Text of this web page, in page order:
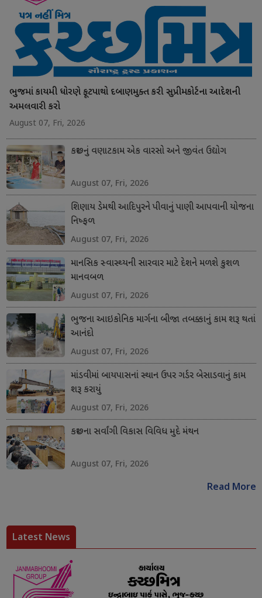
ભુજમાં કાયમી ધોરણે ફૂટપાથો દબાણમુક્ત કરી સુપ્રીમકોર્ટના આદેશની
અમલવારી કરો
August 07, Fri, 2026
કચ્છનું વણાટકામ એક વારસો અને જીવંત ઉદ્યોગ
August 07, Fri, 2026
શિણાય ડેમથી આદિપુરને પીવાનું પાણી આપવાની યોજના
નિષ્ફળ
August 07, Fri, 2026
માનસિક સ્વાસ્થ્યની સારવાર માટે દેશને મળશે કુશળ
માનવબળ
August 07, Fri, 2026
ભુજના આઇકોનિક માર્ગના બીજા તબક્કાનું કામ શરૂ થતાં
આનંદો
August 07, Fri, 2026
માંડવીમાં બાયપાસનાં સ્થાન ઉપર ગર્ડર બેસાડવાનું કામ
શરૂ કરાયું
August 07, Fri, 2026
કચ્છના સર્વાંગી વિકાસ વિવિધ મુદે મંથન
August 07, Fri, 2026
Read More
Latest News